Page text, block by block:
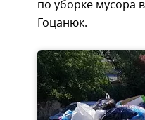
по уборке
Гоцанюк.